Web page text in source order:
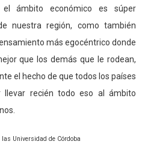
el ámbito económico es súper
nuestra región, como también
más egocéntrico donde
que los demás que le rodean,
el hecho de que todos los países
llevar recién todo eso al ámbito
Universidad de Córdoba